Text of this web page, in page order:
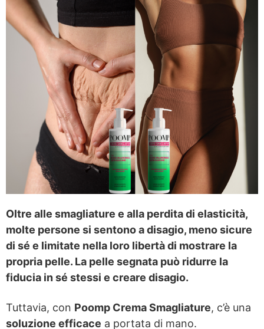
Oltre alle smagliature e alla perdita di elasticità,
molte persone si sentono a disagio, meno sicure
di sé e limitate nella loro libertà di mostrare la
propria pelle. La pelle segnata può ridurre la
fiducia in sé stessi e creare disagio.
Tuttavia, con Poomp Crema Smagliature, c’è una
soluzione efficace a portata di mano.